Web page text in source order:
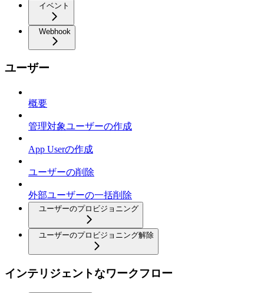
イベント
Webhook
ユーザー
概要
管理対象ユーザーの作成
App Userの作成
ユーザーの削除
外部ユーザーの一括削除
ユーザーのプロビジョニング
ユーザーのプロビジョニング解除
インテリジェントなワークフロー